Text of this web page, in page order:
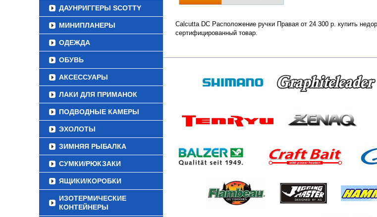
ДАУНРИГГЕРЫ SCOTTY
МИНИПЛАНЕРЫ
ОДЕЖДА
ОБУВЬ
АКСЕССУАРЫ
ЛАКИ ДЛЯ ПРИМАНОК
ПОДВОДНЫЕ КАМЕРЫ
ЭХОЛОТЫ
ЗИМНЯЯ РЫБАЛКА
СУМКИ/РЮКЗАКИ
ЯЩИКИ/КОРОБКИ
ИЗОТЕРМИЧЕСКИЕ
КОНТЕЙНЕРЫ
Calcutta DC Расположение ручки Правая от 24 300 р. купить
сертифицированный товар.